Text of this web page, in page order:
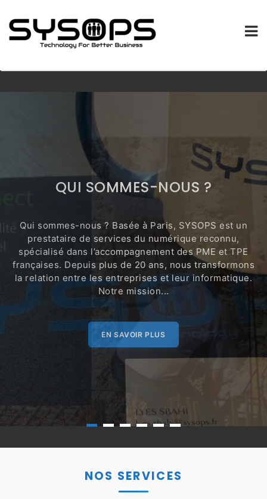
QUI SOMMES-NOUS ?
Qui sommes-nous ? Basée à Paris, SYSOPS est un
prestataire de services du numérique reconnu,
spécialisé dans l’accompagnement des PME et TPE
françaises. Depuis plus de 20 ans, nous transformons
la relation entre les entreprises et leur informatique.
Notre mission...
EN SAVOIR PLUS
NOS SERVICES